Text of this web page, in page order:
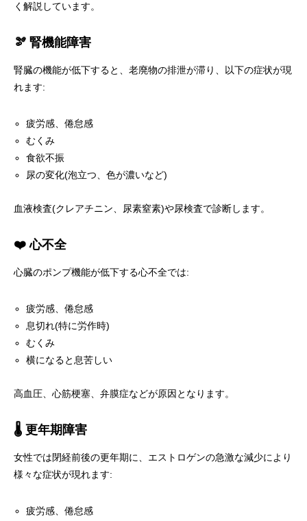
く解説しています。
🫘 腎機能障害
腎臓の機能が低下すると、老廃物の排泄が滞り、以下の症状が現
れます:
疲労感、倦怠感
むくみ
食欲不振
尿の変化(泡立つ、色が濃いなど)
血液検査(クレアチニン、尿素窒素)や尿検査で診断します。
❤️ 心不全
心臓のポンプ機能が低下する心不全では:
疲労感、倦怠感
息切れ(特に労作時)
むくみ
横になると息苦しい
高血圧、心筋梗塞、弁膜症などが原因となります。
🌡️ 更年期障害
女性では閉経前後の更年期に、エストロゲンの急激な減少により
様々な症状が現れます:
疲労感、倦怠感